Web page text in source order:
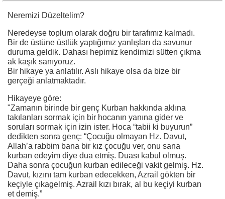
Neremizi Düzeltelim?
Neredeyse toplum olarak doğru bir tarafımız kalmadı.
Bir de üstüne üstlük yaptığımız yanlışları da savunur
duruma geldik. Dahası hepimiz kendimizi sütten çıkma
ak kaşık sanıyoruz.
Bir hikaye ya anlatılır. Aslı hikaye olsa da bize bir
gerçeği anlatmaktadır.
Hikayeye göre:
"Zamanın birinde bir genç Kurban hakkında aklına
takılanları sormak için bir hocanın yanına gider ve
soruları sormak için izin ister. Hoca “tabii ki buyurun”
dedikten sonra genç: “Çocuğu olmayan Hz. Davut,
Allah’a rabbim bana bir kız çocuğu ver, onu sana
kurban edeyim diye dua etmiş. Duası kabul olmuş.
Daha sonra çocuğun kurban edileceği vakit gelmiş. Hz.
Davut, kızını tam kurban edecekken, Azrail gökten bir
keçiyle çıkagelmiş. Azrail kızı bırak, al bu keçiyi kurban
et demiş.”